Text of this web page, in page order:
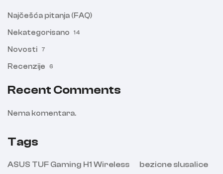
Najčešća pitanja (FAQ)
Nekategorisano
14
Novosti 7
Recenzije 6
Recent Comments
Nema komentara.
Tags
ASUS TUF Gaming H1 Wireless
bezicne slusalice